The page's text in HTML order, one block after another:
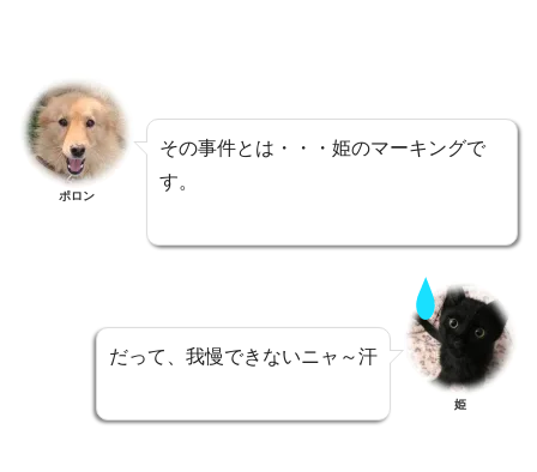
ポロン
その事件とは・・・姫のマーキングで
す。
だって、我慢できないニャ～汗
姫